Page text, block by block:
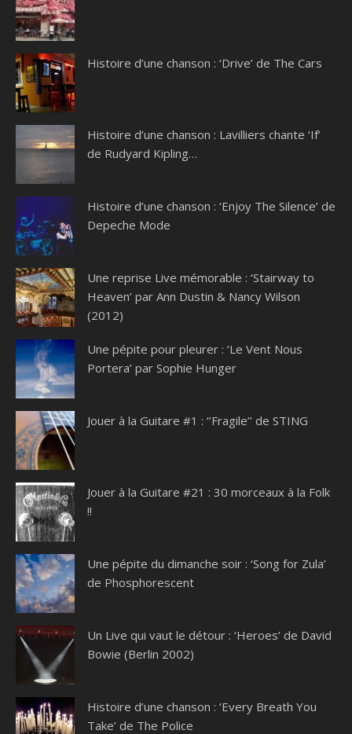
Histoire d’une chanson : ‘Drive’ de The Cars
Histoire d’une chanson : Lavilliers chante ‘If’
de Rudyard Kipling…
Histoire d’une chanson : ‘Enjoy The Silence’ de
Depeche Mode
Une reprise Live mémorable : ‘Stairway to
Heaven’ par Ann Dustin & Nancy Wilson
(2012)
Une pépite pour pleurer : ‘Le Vent Nous
Portera’ par Sophie Hunger
Jouer à la Guitare #1 : ‘’Fragile’’ de STING
Jouer à la Guitare #21 : 30 morceaux à la Folk
!!
Une pépite du dimanche soir : ‘Song for Zula’
de Phosphorescent
Un Live qui vaut le détour : ‘Heroes’ de David
Bowie (Berlin 2002)
Histoire d’une chanson : ‘Every Breath You
Take’ de The Police